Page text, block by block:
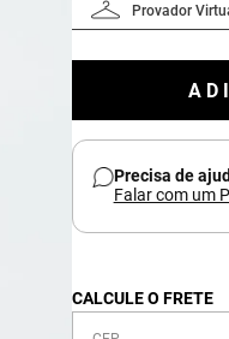
Provador
Precisa de
Falar com um
CALCULE O FRETE